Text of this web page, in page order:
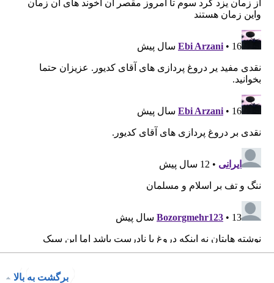
برگشت به بالا